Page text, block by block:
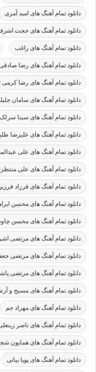
دانلود تمام آهنگ های امید آمری
دانلود تمام آهنگ های حجت
دانلود تمام آهنگ های راغب
دانلود تمام آهنگ های رضا
دانلود تمام آهنگ های رضا کرمی
دانلود تمام آهنگ های سامان
دانلود تمام آهنگ های سینا سرلک
دانلود تمام آهنگ های علیرضا
دانلود تمام آهنگ های علی
دانلود تمام آهنگ های علی
دانلود تمام آهنگ های فرزاد
دانلود تمام آهنگ های محسن
دانلود تمام آهنگ های محسن
دانلود تمام آهنگ های مرتضی
دانلود تمام آهنگ های مرتضی
دانلود تمام آهنگ های مرتضی
دانلود تمام آهنگ های مسیح و
دانلود تمام آهنگ های مهراد جم
دانلود تمام آهنگ های ناصر
دانلود تمام آهنگ های همایون
دانلود تمام آهنگ های پویا بیاتی